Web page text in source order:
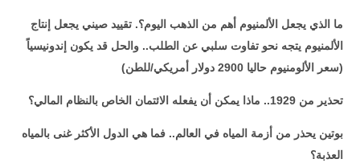
ما الذي يجعل الألمنيوم أهم من الذهب اليوم؟. تقييد صيني يجعل إنتاج
الألمنيوم يتجه نحو تفاوت سلبي عن الطلب.. والحل قد يكون إندونيسياً
(سعر الألومنيوم حاليا 2900 دولار أمريكي/للطن)
تحذير من 1929.. ماذا يمكن أن يفعله الائتمان الخاص بالنظام المالي؟
بوتين يحذر من أزمة المياه في العالم.. فما هي الدول الأكثر غنى بالمياه
العذبة؟